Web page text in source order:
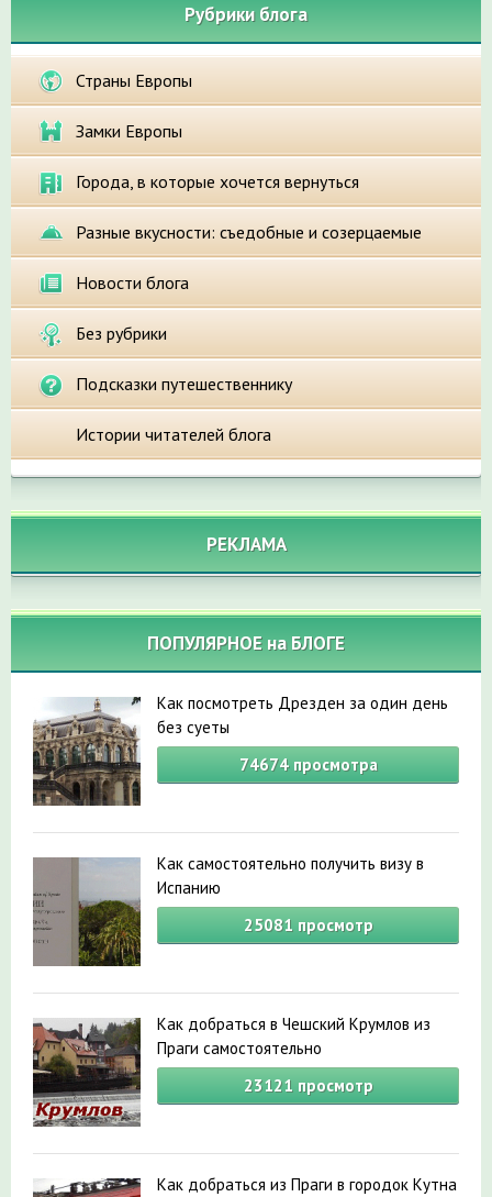
Рубрики блога
Страны Европы
Замки Европы
Города, в которые хочется вернуться
Разные вкусности: съедобные и созерцаемые
Новости блога
Без рубрики
Подсказки путешественнику
Истории читателей блога
РЕКЛАМА
ПОПУЛЯРНОЕ на БЛОГЕ
Как посмотреть Дрезден за один день
без суеты
74674просмотра
Как самостоятельно получить визу в
Испанию
25081просмотр
Как добраться в Чешский Крумлов из
Праги самостоятельно
23121просмотр
Как добраться из Праги в городок Кутна